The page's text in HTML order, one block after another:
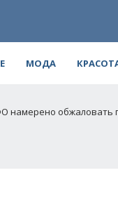
МОДА
намерено обжаловать